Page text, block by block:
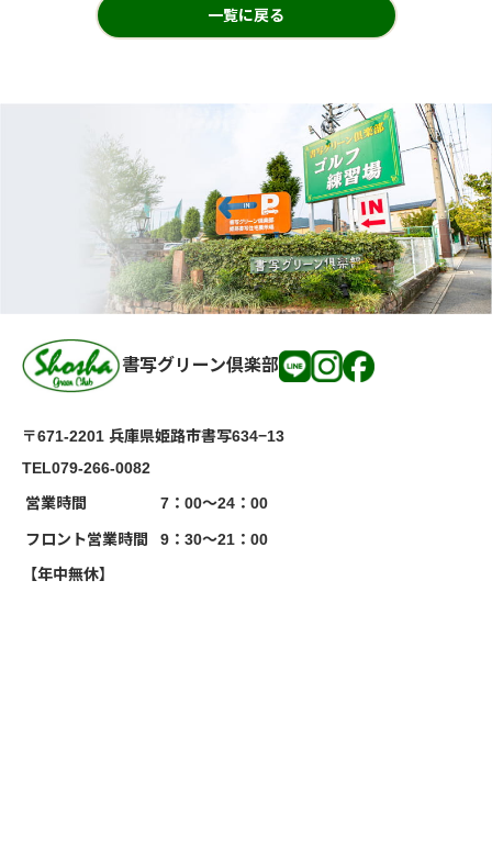
一覧に戻る
書写グリーン倶楽部
〒671-2201 兵庫県姫路市書写634−13
TEL079-266-0082
営業時間
7：00～24：00
フロント営業時間
9：30～21：00
【年中無休】